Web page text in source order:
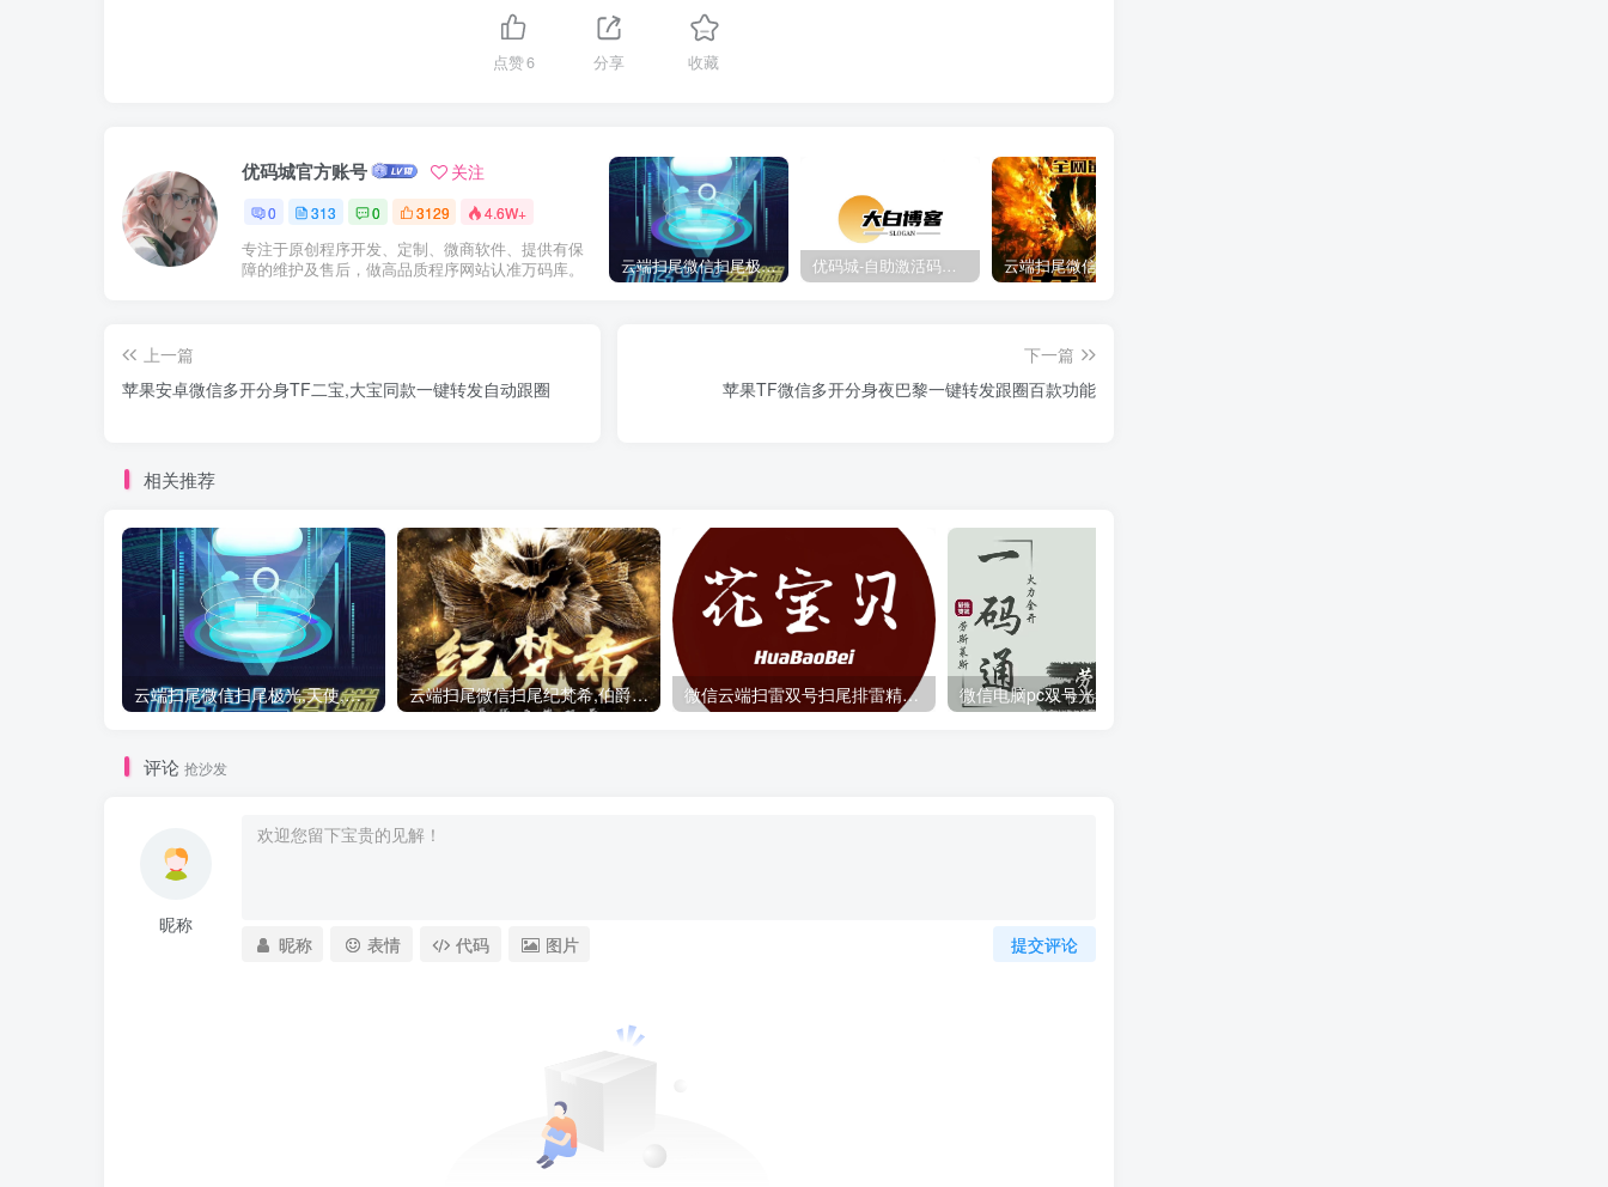
点赞6 分享 收藏
优码城官方账号 关注
0 313 0 3129 4.6W+
专注于原创程序开发、定制、微商软件、提供有保
障的维护及售后，做高品质程序网站认准万码库。
云端扫尾微信扫尾极光,天使,格力,新百伦双号正版点数点卡授权充值
上一篇
苹果安卓微信多开分身TF二宝,大宝同款一键转发自动跟圈
下一篇
苹果TF微信多开分身夜巴黎一键转发跟圈百款功能
相关推荐
云端扫尾微信扫尾极光,天使,格力,新百伦双号正版点数点卡授权充值 云端扫尾微信扫尾纪梵希,伯爵,北极星,香奈儿双号正版点数点卡授权 微信云端扫雷双号扫尾排雷精力值：全面解析与实用技巧
评论 抢沙发
昵称
提交评论
昵称 表情 代码 图片